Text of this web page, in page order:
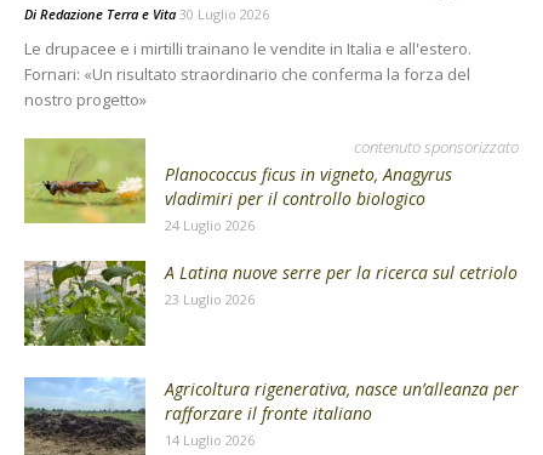
Di Redazione Terra e Vita 30 Luglio 2026
Le drupacee e i mirtilli trainano le vendite in Italia e all'estero.
Fornari: «Un risultato straordinario che conferma la forza del
nostro progetto»
contenuto sponsorizzato
Planococcus ficus in vigneto, Anagyrus
vladimiri per il controllo biologico
24 Luglio 2026
A Latina nuove serre per la ricerca sul cetriolo
23 Luglio 2026
Agricoltura rigenerativa, nasce un’alleanza per
rafforzare il fronte italiano
14 Luglio 2026